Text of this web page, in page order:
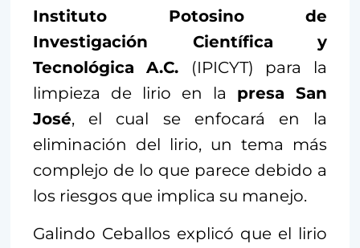
Instituto Potosino de
Investigación Científica y
Tecnológica
A.C.
(IPICYT) para la
limpieza de lirio en la presa San
José, el cual se enfocará en la
eliminación del lirio, un tema más
complejo de lo que parece debido a
los riesgos que implica su manejo.
Galindo Ceballos explicó que el lirio